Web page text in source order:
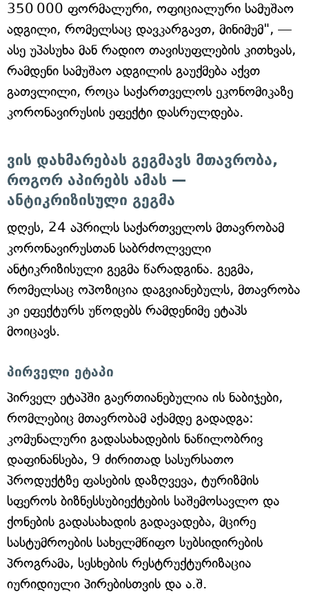
350 000 ფორმალური, ოფიციალური სამუშაო
ადგილი, რომელსაც დავკარგავთ, მინიმუმ", —
ასე უპასუხა მან რადიო თავისუფლების კითხვას,
რამდენი სამუშაო ადგილის გაუქმება აქვთ
გათვლილი, როცა საქართველოს ეკონომიკაზე
კორონავირუსის ეფექტი დასრულდება.
ვის დახმარებას გეგმავს მთავრობა,
როგორ აპირებს ამას —
ანტიკრიზისული გეგმა
დღეს, 24 აპრილს საქართველოს მთავრობამ
კორონავირუსთან საბრძოლველი
ანტიკრიზისული გეგმა წარადგინა. გეგმა,
რომელსაც ოპოზიცია დაგვიანებულს, მთავრობა
კი ეფექტურს უწოდებს რამდენიმე ეტაპს
მოიცავს.
პირველი ეტაპი
პირველ ეტაპში გაერთიანებულია ის ნაბიჯები,
რომლებიც მთავრობამ აქამდე გადადგა:
კომუნალური გადასახადების ნაწილობრივ
დაფინანსება, 9 ძირითად სასურსათო
პროდუქტზე ფასების დაზღვევა, ტურიზმის
სფეროს ბიზნესსუბიექტების საშემოსავლო და
ქონების გადასახადის გადავადება, მცირე
სასტუმროების სახელმწიფო სუბსიდირების
პროგრამა, სესხების რესტრუქტურიზაცია
იურიდიული პირებისთვის და ა.შ.